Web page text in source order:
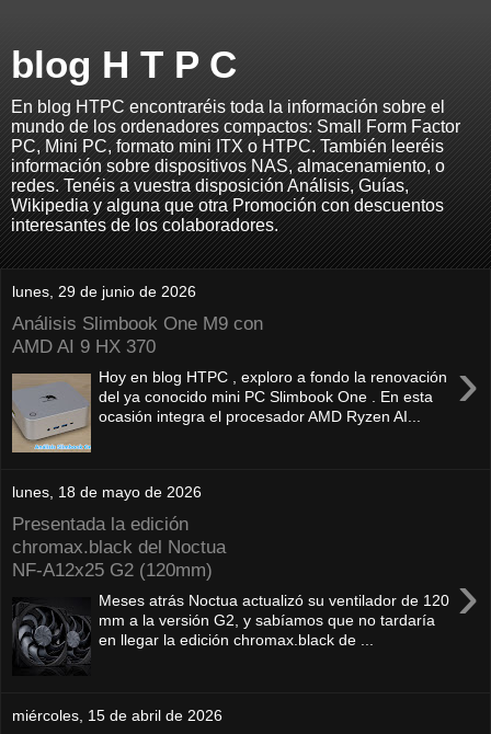
blog H T P C
En blog HTPC encontraréis toda la información sobre el
mundo de los ordenadores compactos: Small Form Factor
PC, Mini PC, formato mini ITX o HTPC. También leeréis
información sobre dispositivos NAS, almacenamiento, o
redes. Tenéis a vuestra disposición Análisis, Guías,
Wikipedia y alguna que otra Promoción con descuentos
interesantes de los colaboradores.
lunes, 29 de junio de 2026
Análisis Slimbook One M9 con
AMD AI 9 HX 370
›
Hoy en blog HTPC , exploro a fondo la renovación
del ya conocido mini PC Slimbook One . En esta
ocasión integra el procesador AMD Ryzen AI...
lunes, 18 de mayo de 2026
Presentada la edición
chromax.black del Noctua
NF‑A12x25 G2 (120mm)
›
Meses atrás Noctua actualizó su ventilador de 120
mm a la versión G2, y sabíamos que no tardaría
en llegar la edición chromax.black de ...
miércoles, 15 de abril de 2026